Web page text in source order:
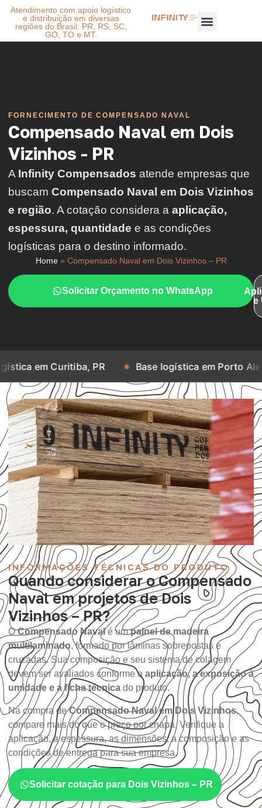
Atendimento com apoio logístico
e distribuição em diversas
regiões do Brasil: PR, RS, SC,
GO, TO e MT.
FORNECIMENTO DE COMPENSADO NAVAL
Compensado Naval em Dois
Vizinhos - PR
A Infinity Compensados atende empresas que
buscam Compensado Naval em Dois Vizinhos
e região. A cotação considera a aplicação,
espessura, quantidade e as condições
logísticas para o destino informado.
Home» Compensado Naval em Dois Vizinhos – PR
Solicitar Orçamento no WhatsApp
e
PR Base logística em Porto Alegre, RS
INFORMAÇÕES TÉCNICAS DO PRODUTO
Quando considerar o Compensado
Naval em projetos de Dois
Vizinhos – PR?
OCompensado Navalé umpainel de madeira
multilaminado, formado por lâminas sobrepostas e
cruzadas. Sua composição e seu sistema de colagem
devem ser avaliados conforme a aplicação, a exposição à
umidade e a ficha técnica do produto.
Na compra deCompensado Naval em Dois Vizinhos,
compare mais do que o preço por chapa. Verifique a
aplicação, a espessura, as dimensões, a composição e as
condições de entrega para sua empresa.
Solicitar cotação para Dois Vizinhos – PR